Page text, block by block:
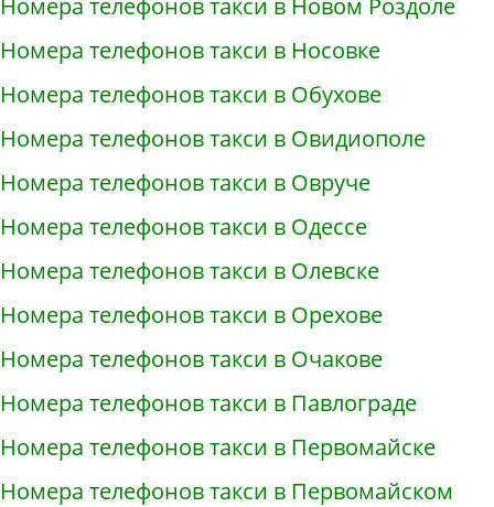
Номера телефонов такси в Новом Роздоле
Номера телефонов такси в Носовке
Номера телефонов такси в Обухове
Номера телефонов такси в Овидиополе
Номера телефонов такси в Овруче
Номера телефонов такси в Одессе
Номера телефонов такси в Олевске
Номера телефонов такси в Орехове
Номера телефонов такси в Очакове
Номера телефонов такси в Павлограде
Номера телефонов такси в Первомайске
Номера телефонов такси в Первомайском